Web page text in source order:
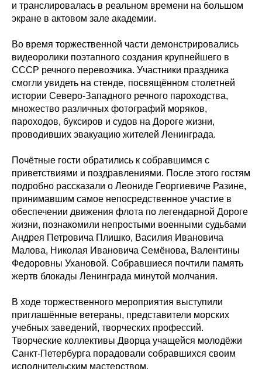
и транслировалась в реальном времени на большом
экране в актовом зале академии.
Во время торжественной части демонстрировались
видеоролики поэтапного создания крупнейшего в
СССР речного перевозчика. Участники праздника
смогли увидеть на стенде, посвящённом столетней
истории Северо-Западного речного пароходства,
множество различных фотографий моряков,
пароходов, буксиров и судов на Дороге жизни,
проводивших эвакуацию жителей Ленинграда.
Почётные гости обратились к собравшимся с
приветствиями и поздравлениями. После этого гостям
подробно рассказали о Леониде Георгиевиче Разине,
принимавшим самое непосредственное участие в
обеспечении движения флота по легендарной Дороге
жизни, познакомили непростыми военными судьбами
Андрея Петровича Плишко, Василия Ивановича
Малова, Николая Ивановича Семёнова, Валентины
Федоровны Ухановой. Собравшиеся почтили память
жертв блокады Ленинграда минутой молчания.
В ходе торжественного мероприятия выступили
приглашённые ветераны, представители морских
учебных заведений, творческих профессий.
Творческие коллективы Дворца учащейся молодёжи
Санкт-Петербурга порадовали собравшихся своим
исполнительским мастерством.